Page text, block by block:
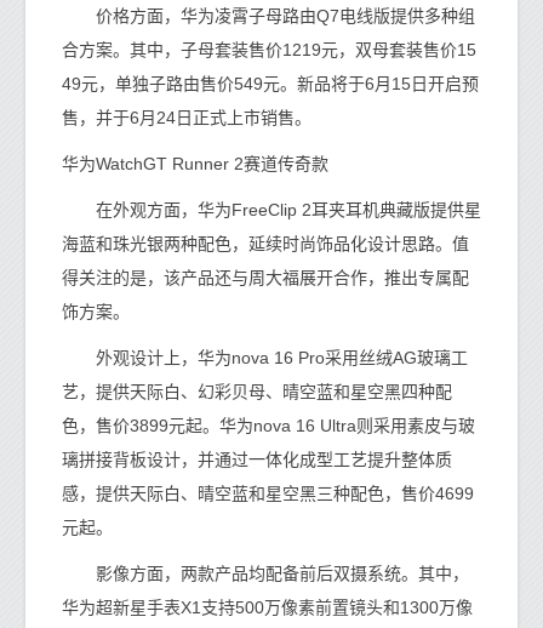
价格方面，华为凌霄子母路由Q7电线版提供多种组
合方案。其中，子母套装售价1219元，双母套装售价15
49元，单独子路由售价549元。新品将于6月15日开启预
售，并于6月24日正式上市销售。
华为WatchGT Runner 2赛道传奇款
在外观方面，华为FreeClip 2耳夹耳机典藏版提供星
海蓝和珠光银两种配色，延续时尚饰品化设计思路。值
得关注的是，该产品还与周大福展开合作，推出专属配
饰方案。
外观设计上，华为nova 16 Pro采用丝绒AG玻璃工
艺，提供天际白、幻彩贝母、晴空蓝和星空黑四种配
色，售价3899元起。华为nova 16 Ultra则采用素皮与玻
璃拼接背板设计，并通过一体化成型工艺提升整体质
感，提供天际白、晴空蓝和星空黑三种配色，售价4699
元起。
影像方面，两款产品均配备前后双摄系统。其中，
华为超新星手表X1支持500万像素前置镜头和1300万像